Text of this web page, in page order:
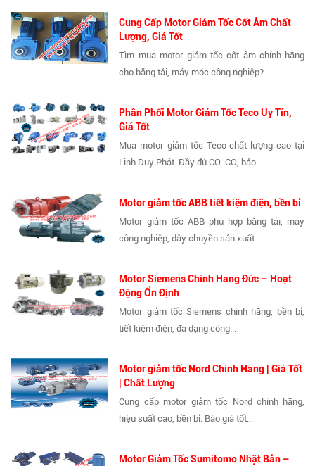
Cung Cấp Motor Giảm Tốc Cốt Âm Chất
Lượng, Giá Tốt
Tìm mua motor giảm tốc cốt âm chính hãng
cho băng tải, máy móc công nghiệp?...
Phân Phối Motor Giảm Tốc Teco Uy Tín,
Giá Tốt
Mua motor giảm tốc Teco chất lượng cao tại
Linh Duy Phát. Đầy đủ CO-CQ, bảo...
Motor giảm tốc ABB tiết kiệm điện, bền bỉ
Motor giảm tốc ABB phù hợp băng tải, máy
công nghiệp, dây chuyền sản xuất....
Motor Siemens Chính Hãng Đức – Hoạt
Động Ổn Định
Motor giảm tốc Siemens chính hãng, bền bỉ,
tiết kiệm điện, đa dạng công...
Motor giảm tốc Nord Chính Hãng | Giá Tốt
| Chất Lượng
Cung cấp motor giảm tốc Nord chính hãng,
hiệu suất cao, bền bỉ. Báo giá tốt...
Motor Giảm Tốc Sumitomo Nhật Bản –